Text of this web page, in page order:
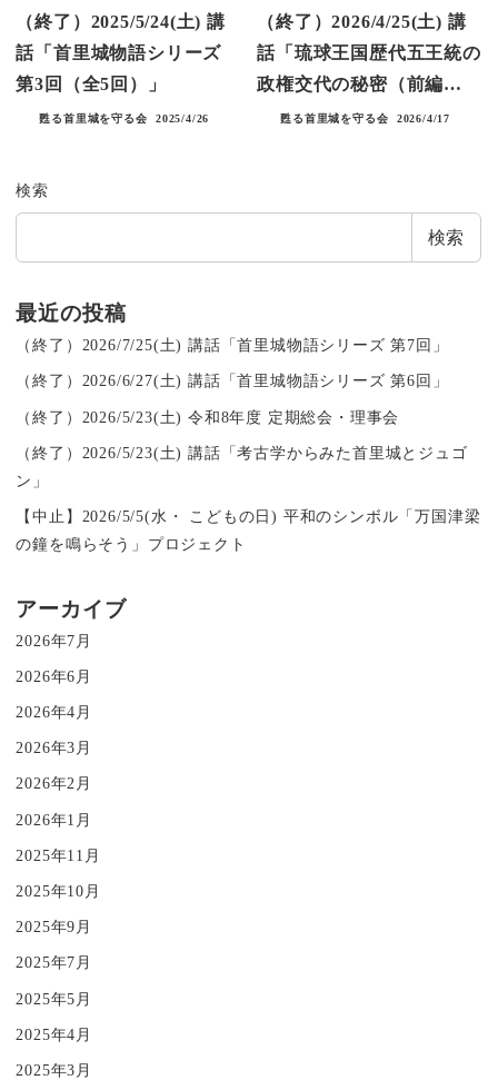
（終了）2025/5/24(土) 講
話「首里城物語シリーズ
第3回（全5回）」
甦る首里城を守る会 2025/4/26
（終了）2026/4/25(土) 講
話「琉球王国歴代五王統の
政権交代の秘密（前編…
甦る首里城を守る会 2026/4/17
検索
検索
最近の投稿
（終了）2026/7/25(土) 講話「首里城物語シリーズ 第7回」
（終了）2026/6/27(土) 講話「首里城物語シリーズ 第6回」
（終了）2026/5/23(土) 令和8年度 定期総会・理事会
（終了）2026/5/23(土) 講話「考古学からみた首里城とジュゴ
ン」
【中止】2026/5/5(水・ こどもの日) 平和のシンボル「万国津梁
の鐘を鳴らそう」プロジェクト
アーカイブ
2026年7月
2026年6月
2026年4月
2026年3月
2026年2月
2026年1月
2025年11月
2025年10月
2025年9月
2025年7月
2025年5月
2025年4月
2025年3月